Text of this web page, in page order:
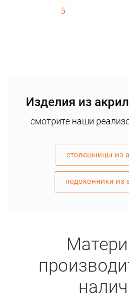
5
Изделия из
смотрите наши
столешницы из
подоконники из